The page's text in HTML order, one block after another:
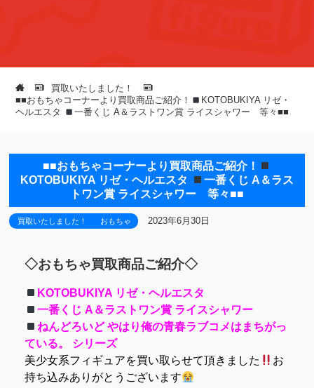
買取いたしました！
■■おもちゃコーナーより買取商品ご紹介！
KOTOBUKIYA リゼ・
ヘルエスタ
一番くじ A＆ラストワン賞 ライスシャワー 等々■■
■■おもちゃコーナーより買取商品ご紹介！
KOTOBUKIYA リゼ・ヘルエスタ
一番くじ A＆ラス
トワン賞 ライスシャワー 等々■■
買取いたしました！ おもちゃ 2023年6月30日
◇おもちゃ買取商品ご紹介◇
KOTOBUKIYA リゼ・ヘルエスタ
一番くじ A＆ラストワン賞 ライスシャワー
ねんどろいど やはり俺の青春ラブコメはまちがっ
ている。 シリーズ
美少女系フィギュアを買い取らせて頂きました
お
持ち込みありがとうございます